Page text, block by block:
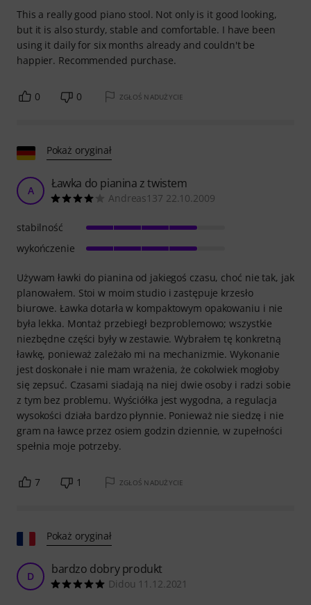
This a really good piano stool. Not only is it good looking,
but it is also sturdy, stable and comfortable. I have been
using it daily for six months already and couldn't be
happier. Recommended purchase.
0 0 ZGŁOŚ NADUŻYCIE
Pokaż oryginał
A Ławka do pianina z twistem
Andreas137 22.10.2009
Używam ławki do pianina od jakiegoś czasu, choć nie tak, jak
planowałem. Stoi w moim studio i zastępuje krzesło
biurowe. Ławka dotarła w kompaktowym opakowaniu i nie
była lekka. Montaż przebiegł bezproblemowo; wszystkie
niezbędne części były w zestawie. Wybrałem tę konkretną
ławkę, ponieważ zależało mi na mechanizmie. Wykonanie
jest doskonałe i nie mam wrażenia, że cokolwiek mogłoby
się zepsuć. Czasami siadają na niej dwie osoby i radzi sobie
z tym bez problemu. Wyściółka jest wygodna, a regulacja
wysokości działa bardzo płynnie. Ponieważ nie siedzę i nie
gram na ławce przez osiem godzin dziennie, w zupełności
spełnia moje potrzeby.
stabilność
wykończenie
7 1 ZGŁOŚ NADUŻYCIE
Pokaż oryginał
D bardzo dobry produkt
Didou 11.12.2021